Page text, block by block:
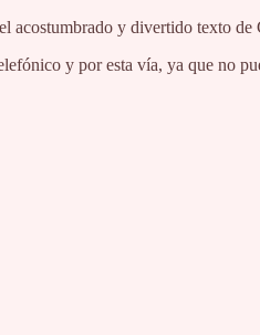
acostumbrado y divertido texto de
y por esta vía, ya que no